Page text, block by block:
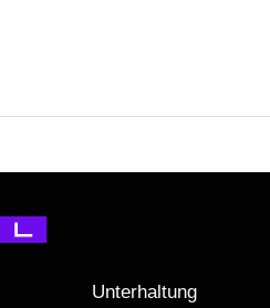
Unterhaltung